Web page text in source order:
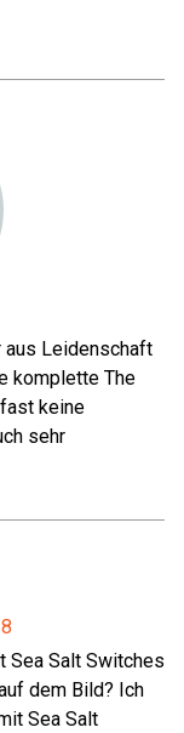
aus Leidenschaft
komplette The
keine
sehr
Sea Salt Switches
dem Bild? Ich
Sea Salt